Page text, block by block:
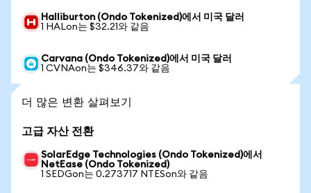
Halliburton (Ondo Tokenized)에서 미국 달러
1 HALon는 $32.21와 같음
Carvana (Ondo Tokenized)에서 미국 달러
1 CVNAon는 $346.37와 같음
더 많은 변환 살펴보기
고급 자산 전환
SolarEdge Technologies (Ondo Tokenized)에서
NetEase (Ondo Tokenized)
1 SEDGon는 0.273717 NTESon와 같음